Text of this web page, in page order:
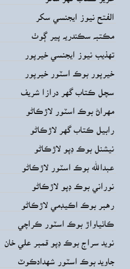
الفتح نيوز ايجنسي سکر
مڪتبه سڪندريه پير ڳوٺ
تهذيب نيوز ايجنسي خيرپور
خيرپور بوڪ اسٽور خيرپور
سچل ڪتاب گهر درازا شريف
مهراڻ بوڪ اسٽور لاڙڪاڻو
رابيل ڪتاب گهر لاڙڪاڻو
نيشنل بوڪ ڊپو لاڙڪاڻو
عبدالله بوڪ اسٽور لاڙڪاڻو
نوراني بوڪ ڊپو لاڙڪاڻو
رهبر بوڪ اڪيڊمي لاڙڪاڻو
ڪاٺياواڙ بوڪ اسٽور ڪراچي
نويد سراج بوڪ ڊپو قمبر علي خان
جاويد بوڪ اسٽور شهدادڪوٽ